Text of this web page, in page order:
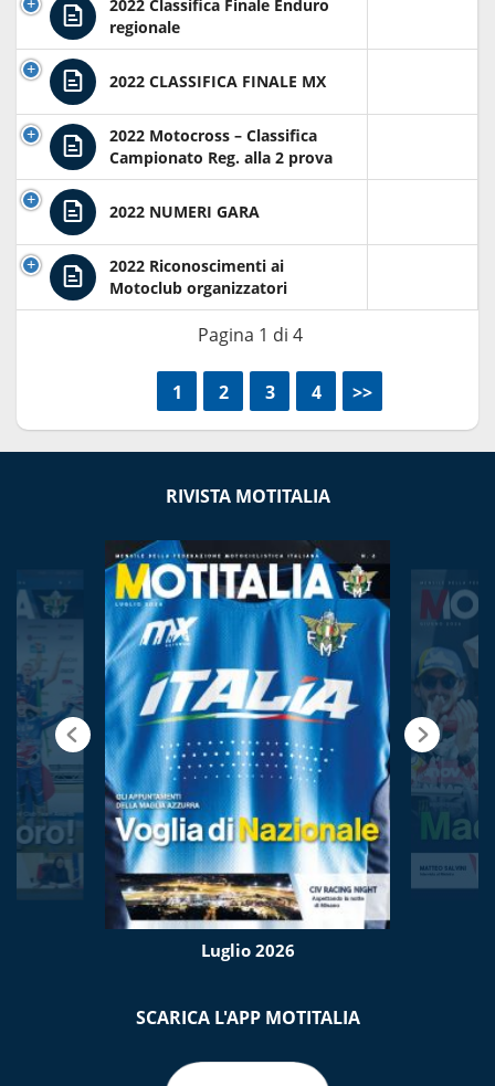
2022 Classifica Finale Enduro
regionale
2022 CLASSIFICA FINALE MX
2022 Motocross – Classifica
Campionato Reg. alla 2 prova
2022 NUMERI GARA
2022 Riconoscimenti ai
Motoclub organizzatori
Pagina 1 di 4
1 2 3 4 >>
RIVISTA MOTITALIA
Luglio 2026
SCARICA L'APP MOTITALIA